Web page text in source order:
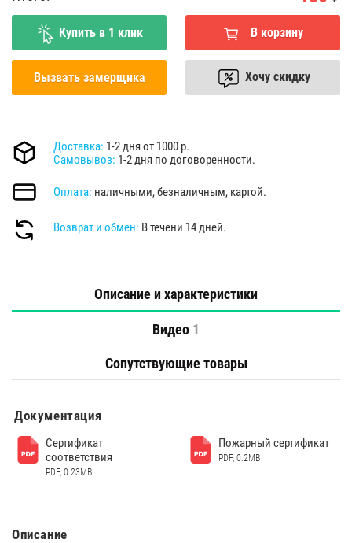
Купить в 1 клик В корзину
Вызвать замерщика Хочу скидку
Доставка: 1-2 дня от 1000 р.
Самовывоз: 1-2 дня по договоренности.
Оплата: наличными, безналичным, картой.
Возврат и обмен: В течени 14 дней.
Описание и характеристики
Видео 1
Сопутствующие товары
Документация
Сертификат
соответствия
PDF, 0.23MB
Пожарный сертификат
PDF, 0.2MB
Описание